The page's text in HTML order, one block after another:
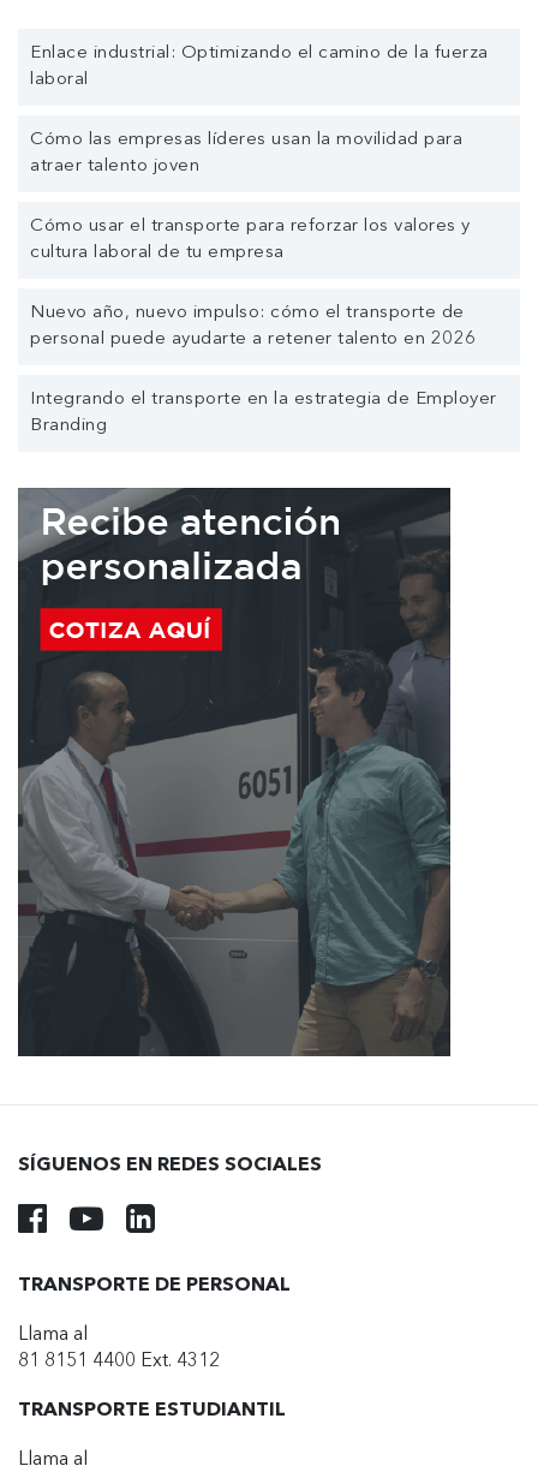
Enlace industrial: Optimizando el camino de la fuerza
laboral
Cómo las empresas líderes usan la movilidad para
atraer talento joven
Cómo usar el transporte para reforzar los valores y
cultura laboral de tu empresa
Nuevo año, nuevo impulso: cómo el transporte de
personal puede ayudarte a retener talento en 2026
Integrando el transporte en la estrategia de Employer
Branding
SÍGUENOS EN REDES SOCIALES
TRANSPORTE DE PERSONAL
Llama al
81 8151 4400 Ext. 4312
TRANSPORTE ESTUDIANTIL
Llama al